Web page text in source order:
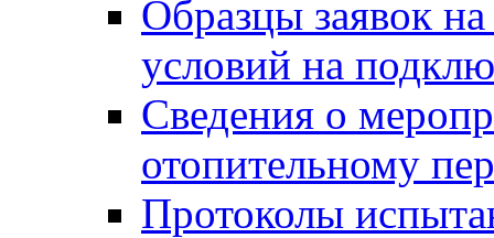
Образцы заявок
условий на
Сведения о
отопительному
Протоколы